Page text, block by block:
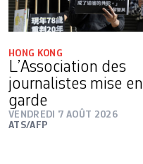
HONG KONG
L’Association des
journalistes mise en
garde
VENDREDI 7 AOÛT 2026
ATS/AFP